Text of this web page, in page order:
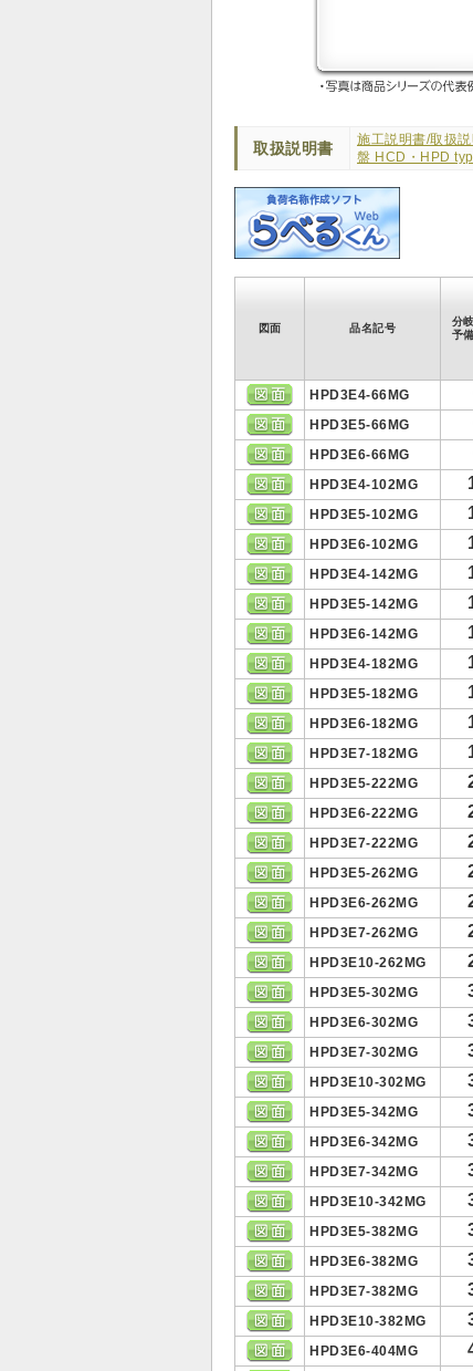
取扱説明書
施工説明書/取扱
盤 HCD・HPD
図面 品名記号
分
予
HPD3E4-66MG
HPD3E5-66MG
HPD3E6-66MG
HPD3E4-102MG
HPD3E5-102MG
HPD3E6-102MG
HPD3E4-142MG
HPD3E5-142MG
HPD3E6-142MG
HPD3E4-182MG
HPD3E5-182MG
HPD3E6-182MG
HPD3E7-182MG
HPD3E5-222MG
HPD3E6-222MG
HPD3E7-222MG
HPD3E5-262MG
HPD3E6-262MG
HPD3E7-262MG
HPD3E10-262MG
HPD3E5-302MG
HPD3E6-302MG
HPD3E7-302MG
HPD3E10-302MG
HPD3E5-342MG
HPD3E6-342MG
HPD3E7-342MG
HPD3E10-342MG
HPD3E5-382MG
HPD3E6-382MG
HPD3E7-382MG
HPD3E10-382MG
HPD3E6-404MG